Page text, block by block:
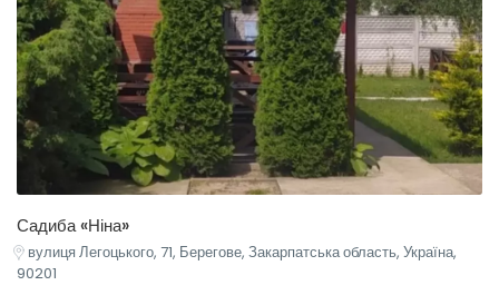
Садиба «Ніна»
вулиця Легоцького, 71, Берегове, Закарпатська область, Україна,
90201